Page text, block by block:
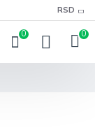
RSD
0 0